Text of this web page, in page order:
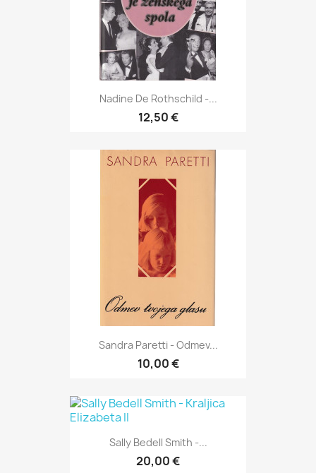
Nadine De Rothschild -...
12,50 €
Sandra Paretti - Odmev...
10,00 €
Sally Bedell Smith -...
20,00 €